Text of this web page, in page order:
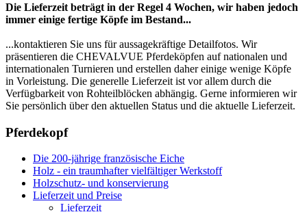
Die Lieferzeit beträgt in der Regel 4 Wochen, wir haben jedoch
immer einige fertige Köpfe im Bestand...
...kontaktieren Sie uns für aussagekräftige Detailfotos. Wir
präsentieren die CHEVALVUE Pferdeköpfen auf nationalen und
internationalen Turnieren und erstellen daher einige wenige Köpfe
in Vorleistung. Die generelle Lieferzeit ist vor allem durch die
Verfügbarkeit von Rohteilblöcken abhängig. Gerne informieren wir
Sie persönlich über den aktuellen Status und die aktuelle Lieferzeit.
Pferdekopf
Die 200-jährige französische Eiche
Holz - ein traumhafter vielfältiger Werkstoff
Holzschutz- und konservierung
Lieferzeit und Preise
Lieferzeit